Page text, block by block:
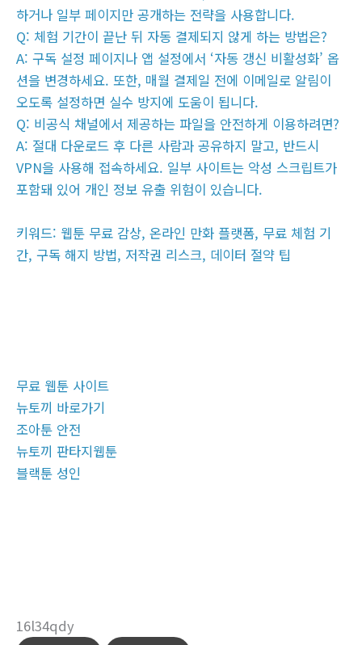
하거나 일부 페이지만 공개하는 전략을 사용합니다.
Q: 체험 기간이 끝난 뒤 자동 결제되지 않게 하는 방법은?
A: 구독 설정 페이지나 앱 설정에서 ‘자동 갱신 비활성화’ 옵
션을 변경하세요. 또한, 매월 결제일 전에 이메일로 알림이
오도록 설정하면 실수 방지에 도움이 됩니다.
Q: 비공식 채널에서 제공하는 파일을 안전하게 이용하려면?
A: 절대 다운로드 후 다른 사람과 공유하지 말고, 반드시
VPN을 사용해 접속하세요. 일부 사이트는 악성 스크립트가
포함돼 있어 개인 정보 유출 위험이 있습니다.
키워드: 웹툰 무료 감상, 온라인 만화 플랫폼, 무료 체험 기
간, 구독 해지 방법, 저작권 리스크, 데이터 절약 팁
무료 웹툰 사이트
뉴토끼 바로가기
조아툰 안전
뉴토끼 판타지웹툰
블랙툰 성인
16l34qdy